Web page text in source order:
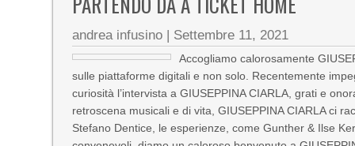
andrea infusino | Settembre 11, 2021
Accogliamo calorosamente
sulle piattaforme digitali e non solo. Recentemente
curiosità l’intervista a GIUSEPPINA CIARLA, grati e
retroscena musicali e di vita, GIUSEPPINA CIARLA ci
Stefano Dentice, le esperienze, come Gunther & Ilse